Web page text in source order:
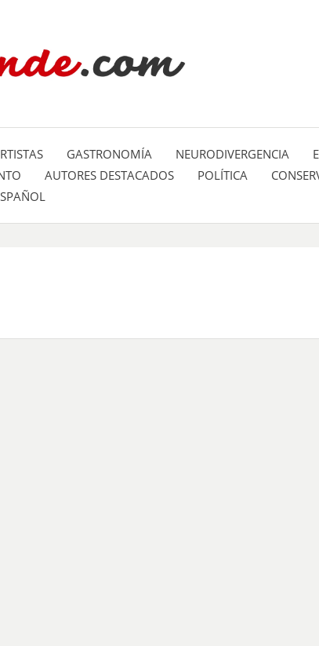
LAGASTRONOMÍA NEURODIVERGENCIA
AUTORES DESTACADOS POLÍTICA